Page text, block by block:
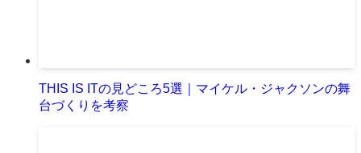
THIS IS ITの見どころ5選｜マイケル・ジャクソンの舞
台づくりを考察